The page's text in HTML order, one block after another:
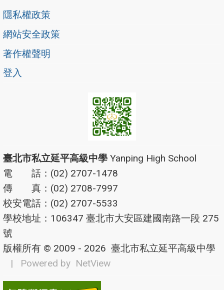
隱私權政策
網站安全政策
著作權聲明
登入
臺北市私立延平高級中學 Yanping High School
電 話：(02) 2707-1478
傳 真：(02) 2708-7997
校安電話：(02) 2707-5533
學校地址：106347 臺北市大安區建國南路一段 275
號
版權所有 © 2009 - 2026 臺北市私立延平高級中學
| Powered by NetView